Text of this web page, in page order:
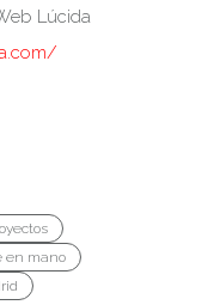
Lúcida
en mano